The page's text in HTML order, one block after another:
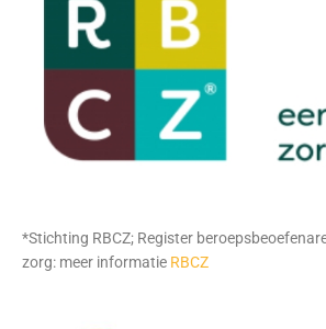
*Stichting RBCZ; Register
zorg: meer informatie RBCZ